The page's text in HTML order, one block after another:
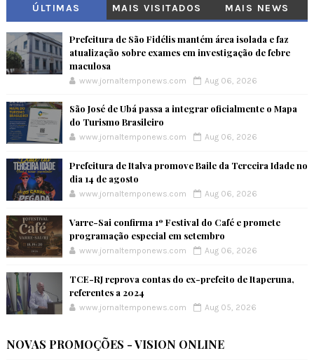
ÚLTIMAS MAIS VISITADOS MAIS NEWS
Prefeitura de São Fidélis mantém área isolada e faz
atualização sobre exames em investigação de febre
maculosa
www.jornaltemponews.com Aug 06, 2026
São José de Ubá passa a integrar oficialmente o Mapa
do Turismo Brasileiro
www.jornaltemponews.com Aug 06, 2026
Prefeitura de Italva promove Baile da Terceira Idade no
dia 14 de agosto
www.jornaltemponews.com Aug 06, 2026
Varre-Sai confirma 1º Festival do Café e promete
programação especial em setembro
www.jornaltemponews.com Aug 06, 2026
TCE-RJ reprova contas do ex-prefeito de Itaperuna,
referentes a 2024
www.jornaltemponews.com Aug 05, 2026
NOVAS PROMOÇÕES - VISION ONLINE